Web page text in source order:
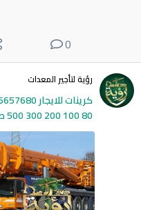
0
رؤية لتأجير المعدات
80 100 200 300 500 طن جدة الرياض الدمام kingdomvision